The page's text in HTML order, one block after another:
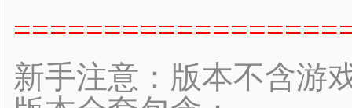
新手注意：版本不含游